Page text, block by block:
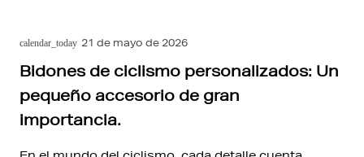
calendar_today 21 de mayo de 2026
Bidones de ciclismo personalizados: Un
pequeño accesorio de gran
importancia.